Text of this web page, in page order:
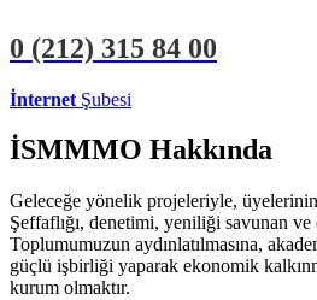
0 (212) 315 84 00
İnternet Şubesi
İSMMMO Hakkında
Geleceğe yönelik projeleriyle,
Şeffaflığı, denetimi, yeniliği savunan ve
Toplumumuzun aydınlatılmasına,
güçlü işbirliği yaparak ekonomik
kurum olmaktır.